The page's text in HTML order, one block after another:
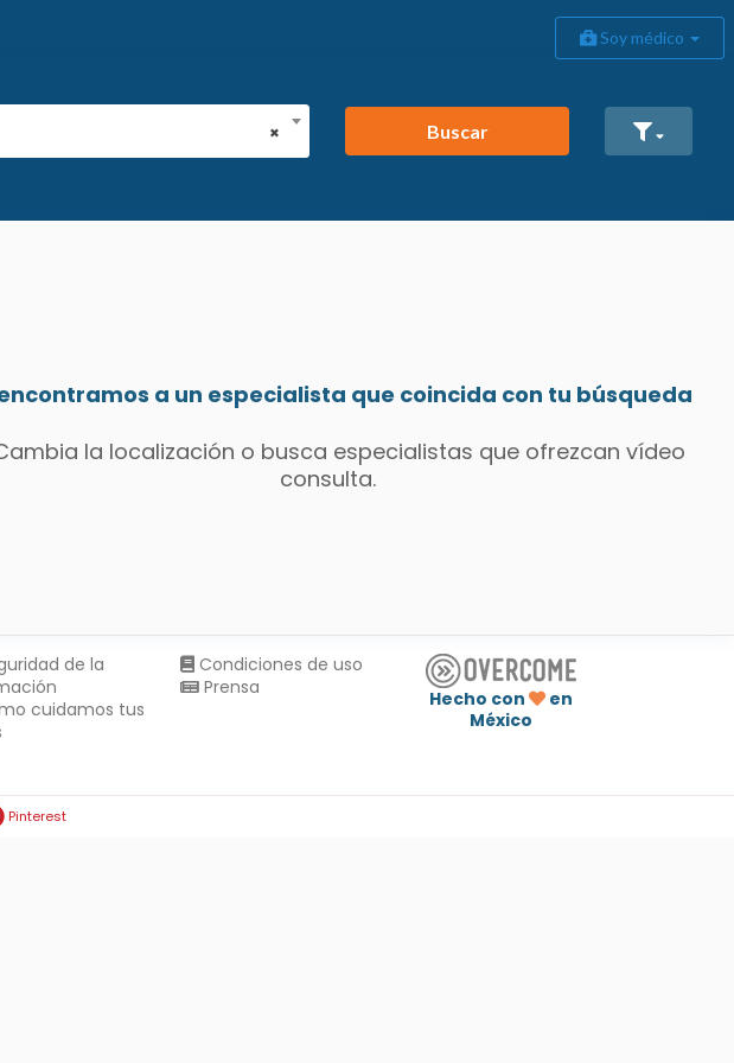
Soy médico
×
Buscar
a un especialista que coincida con tu búsqueda
la localización o busca especialistas que ofrezcan vídeo
consulta.
de la
cuidamos tus
Condiciones de uso
Prensa
Hecho con
en
México
Pinterest